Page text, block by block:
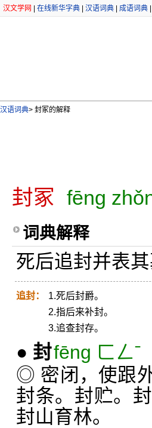
汉文学网 在线新华字典 汉语词典 成语词典
汉语词典> 封冢的解释
封冢 fēng
词典解释
死后追封并表其
追封：
1.死后封爵。
2.指后来补封。
3.追查封存。
● 封fēng ㄈㄥˉ
◎ 密闭，使跟
封条。封贮。
封山育林。